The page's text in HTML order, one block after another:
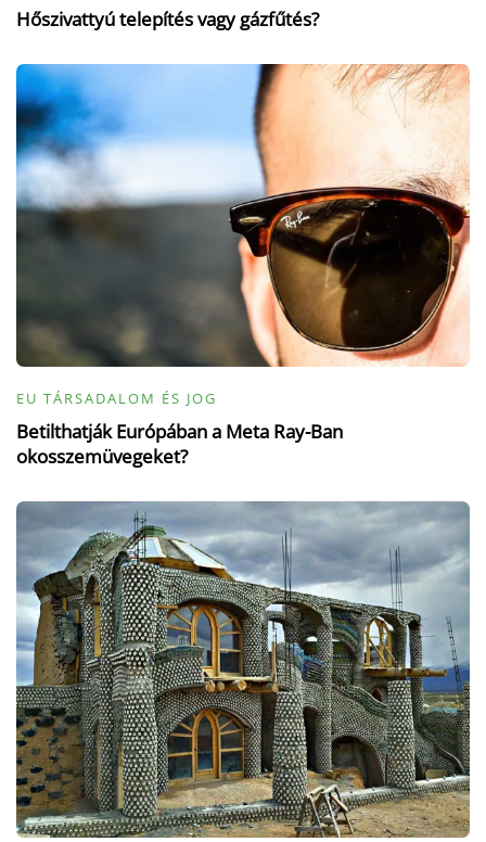
Hőszivattyú telepítés vagy gázfűtés?
EU TÁRSADALOM ÉS JOG
Betilthatják Európában a Meta Ray-Ban
okosszemüvegeket?